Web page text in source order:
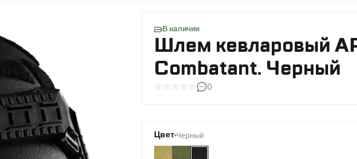
В наличии
Шлем кевларовый
Combatant. Черный
0
Цвет Черный